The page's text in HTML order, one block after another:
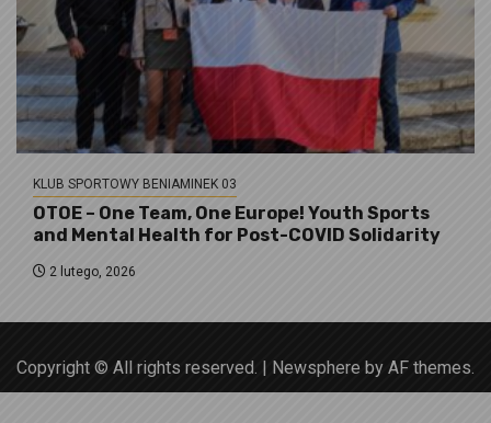
KLUB SPORTOWY BENIAMINEK 03
OTOE – One Team, One Europe! Youth Sports
and Mental Health for Post-COVID Solidarity
2 lutego, 2026
Copyright © All rights reserved. | Newsphere by AF themes.